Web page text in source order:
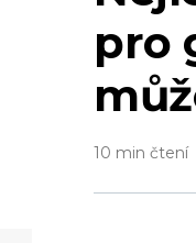
pro
10 min čtení